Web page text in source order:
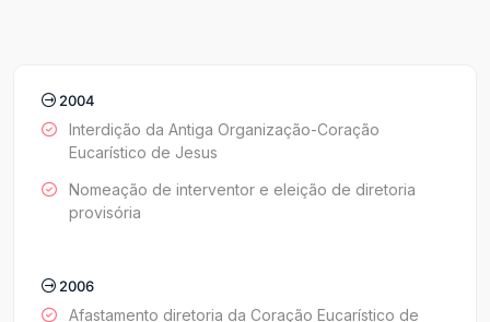
2004
Interdição da Antiga Organização-Coração
Eucarístico de Jesus
Nomeação de interventor e eleição de diretoria
provisória
2006
Afastamento diretoria da Coração Eucarístico de